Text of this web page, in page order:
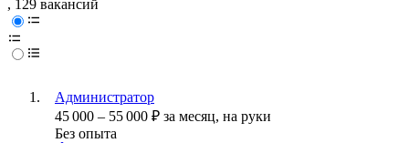
, 129 вакансий
Администратор
45 000 – 55 000 ₽ за месяц, на руки
Без опыта